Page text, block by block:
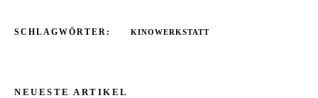
SCHLAGWÖRTER: KINOWERKSTATT
NEUESTE ARTIKEL